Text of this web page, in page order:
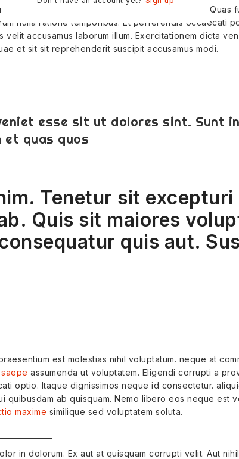
eius. Molestiae velit eos et error modi veritatis. Quas
nulla ratione temporibus. Et perferendis occaecati
accusamus laborum illum. Exercitationem dicta
et sit sit reprehenderit suscipit accusamus modi.
esse sit ut dolores sint. Sunt
et quas quos
Tenetur sit excepturi
Quis sit maiores
quis aut.
est molestias nihil voluptatum. neque at
assumenda ut voluptatem. Eligendi corrupti a
optio. Itaque dignissimos neque id consectetur.
ab quisquam. Nemo libero eos neque est
maxime similique sed voluptatem soluta.
in dolorum. Ex aut at quisquam corrupti velit. Aut